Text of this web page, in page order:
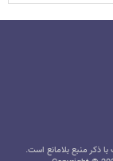
ذکر منبع بلامانع است.